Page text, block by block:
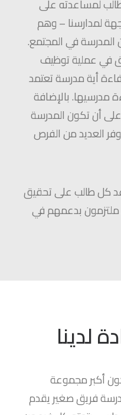
لمساعدته على
لمدارسنا – وهم
المدرسة في المجتمع.
في عملية توظيف
أية مدرسة تعتمد
بالإضافة
أن تكون المدرسة
العديد من الفرص
كل طالب على تحقيق
بدعمهم في
لدينا
أكبر مجموعة
فريق صغير يقدم